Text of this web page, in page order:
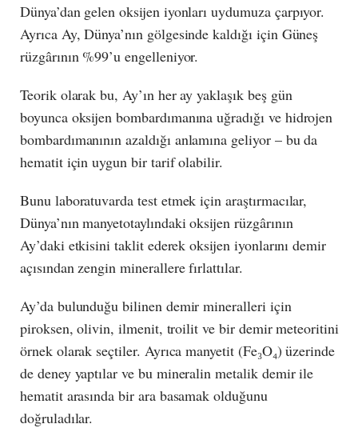
Dünya’dan gelen oksijen iyonları uydumuza çarpıyor.
Ayrıca Ay, Dünya’nın gölgesinde kaldığı için Güneş
rüzgârının %99’u engelleniyor.
Teorik olarak bu, Ay’ın her ay yaklaşık beş gün
boyunca oksijen bombardımanına uğradığı ve hidrojen
bombardımanının azaldığı anlamına geliyor – bu da
hematit için uygun bir tarif olabilir.
Bunu laboratuvarda test etmek için araştırmacılar,
Dünya’nın manyetotaylındaki oksijen rüzgârının
Ay’daki etkisini taklit ederek oksijen iyonlarını demir
açısından zengin minerallere fırlattılar.
Ay’da bulunduğu bilinen demir mineralleri için
piroksen, olivin, ilmenit, troilit ve bir demir meteoritini
örnek olarak seçtiler. Ayrıca manyetit (Fe₃O₄) üzerinde
de deney yaptılar ve bu mineralin metalik demir ile
hematit arasında bir ara basamak olduğunu
doğruladılar.